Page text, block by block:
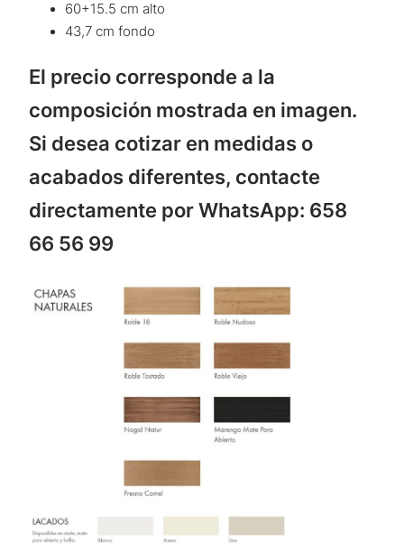
60+15.5 cm alto
43,7 cm fondo
El precio corresponde a la
composición mostrada en imagen.
Si desea cotizar en medidas o
acabados diferentes, contacte
directamente por WhatsApp: 658
66 56 99